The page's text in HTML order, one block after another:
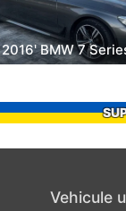
2016' BMW 7
Vehicule